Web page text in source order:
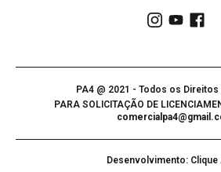
PA4 @ 2021 - Todos os
PARA SOLICITAÇÃO DE
Desenvolvimento: Clique